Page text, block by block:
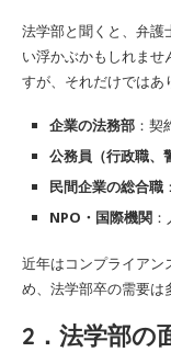
法学部と聞くと、弁
い浮かぶかもしれま
すが、それだけではあ
企業の法務部 ：
公務員（行政職、
民間企業の総合職
NPO・国際機関
近年はコンプライアン
め、法学部卒の需要は
2．法学部の